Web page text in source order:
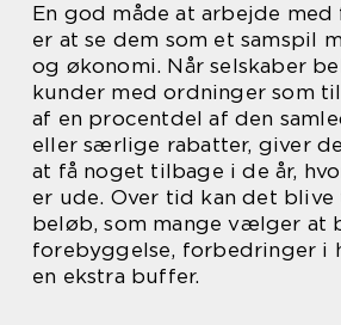
En god måde at arbejde
er at se dem som et samspil
og økonomi. Når selskaber
kunder med ordninger som
af en procentdel af den
eller særlige rabatter, giver
at få noget tilbage i de år,
er ude. Over tid kan det
beløb, som mange vælger at
forebyggelse, forbedringer i
en ekstra buffer.